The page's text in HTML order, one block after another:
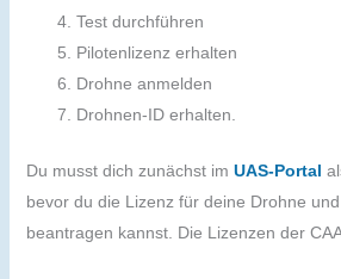
Test durchführen
Pilotenlizenz erhalten
Drohne anmelden
Drohnen-ID erhalten.
Du musst dich zunächst im UAS-Portal
bevor du die Lizenz für deine Drohne
beantragen kannst. Die Lizenzen der